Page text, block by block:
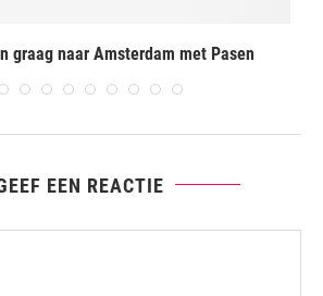
graag naar Amsterdam met Pasen
EEN REACTIE